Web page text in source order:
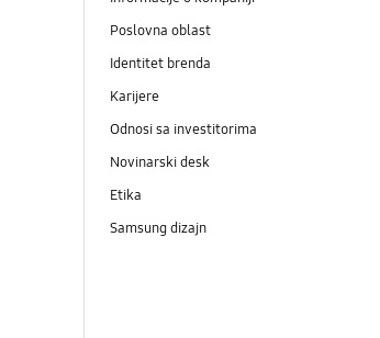
Poslovna oblast
Identitet brenda
Karijere
Odnosi sa investitorima
Novinarski desk
Etika
Samsung dizajn